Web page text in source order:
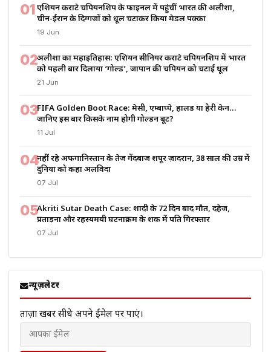
01एशियन कराटे चैंपियनशिप के फाइनल में पहुंचीं भारत की अलीशा,
चीन-ईरान के दिग्गजों को धूल चटाकर किया मेडल पक्का
19 Jun
02अलीशा का महाइतिहास: एशियन सीनियर कराटे चैंपियनशिप में भारत
को पहली बार दिलाया ‘गोल्ड’, जापान की चैंपियन को चटाई धूल
21 Jun
03FIFA Golden Boot Race: मेसी, एम्बाप्पे, हालैंड या हैरी केन…
जानिए इस बार किसके नाम होगी गोल्डन बूट?
11 Jul
04नहीं रहे अफगानिस्तान के तेज गेंदबाज शपूर ज़ादरान, 38 साल की उम्र में
दुनिया को कहा अलविदा
07 Jul
05Akriti Sutar Death Case: शादी के 72 दिन बाद मौत, दहेज,
प्रताड़ना और रहस्यमयी घटनाक्रम के शक में पति गिरफ्तार
07 Jul
न्यूज़लेटर
ताज़ा खबरें सीधे अपने ईमेल पर पाएं।